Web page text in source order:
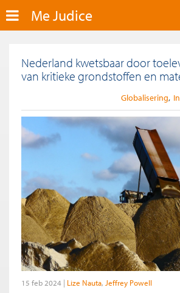
Me Judice
Nederland kwetsbaar door
van kritieke grondstoffen en
Globalisering
15 feb 2024 Lize Nauta Jeffrey Powell